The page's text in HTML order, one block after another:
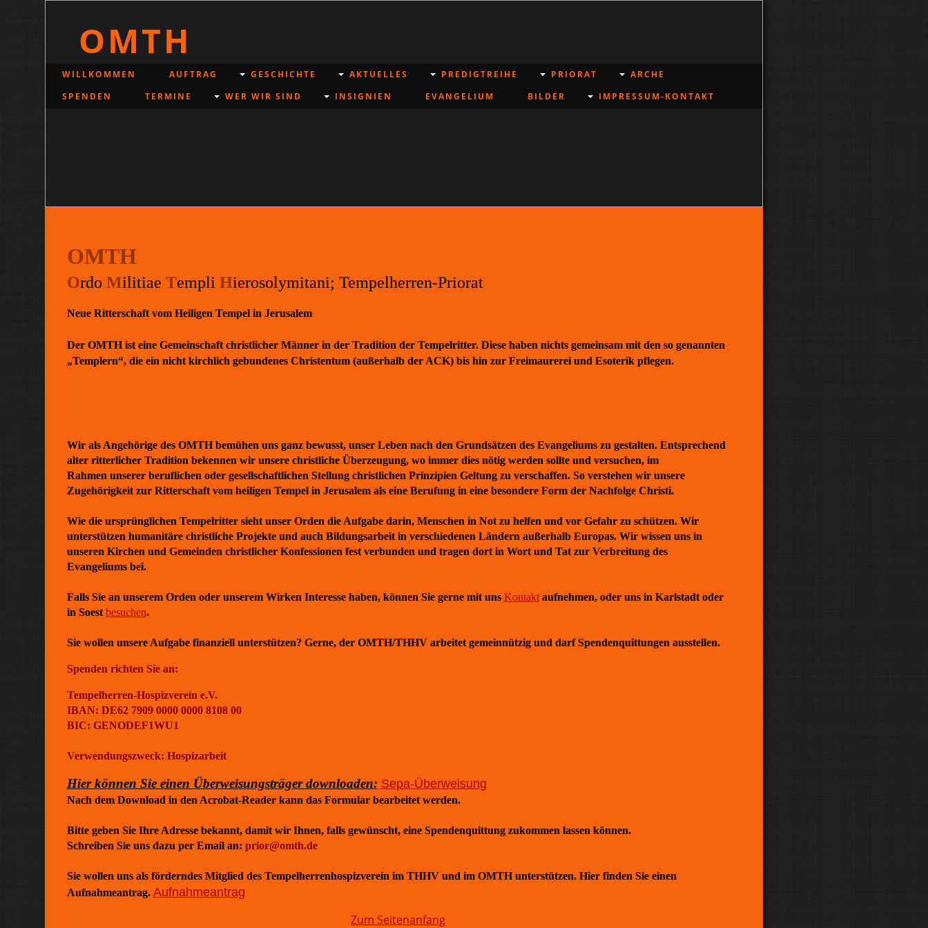
OMTH
WILLKOMMEN AUFTRAG GESCHICHTE AKTUELLES PREDIGTREIHE PRIORAT
ARCHE
SPENDEN
TERMINE WER WIR SIND INSIGNIEN EVANGELIUM BILDER IMPRESSUM-KONTAKT
OMTH
Ordo Militiae Templi Hierosolymitani; Tempelherren-Priorat
Neue Ritterschaft vom Heiligen Tempel in Jerusalem
Der OMTH ist eine Gemeinschaft christlicher Männer in der Tradition der Tempelritter. Diese haben nichts gemeinsam mit den so genannten
„Templern“, die ein nicht kirchlich gebundenes Christentum (außerhalb der ACK) bis hin zur Freimaurerei und Esoterik pflegen.
Wir als Angehörige des OMTH bemühen uns ganz bewusst, unser Leben nach den Grundsätzen des Evangeliums zu gestalten. Entsprechend
alter ritterlicher Tradition bekennen wir unsere christliche Überzeugung, wo immer dies nötig werden sollte und versuchen, im
Rahmen unserer beruflichen oder gesellschaftlichen Stellung christlichen Prinzipien Geltung zu verschaffen. So verstehen wir unsere
Zugehörigkeit zur Ritterschaft vom heiligen Tempel in Jerusalem als eine Berufung in eine besondere Form der Nachfolge Christi.
Wie die ursprünglichen Tempelritter sieht unser Orden die Aufgabe darin, Menschen in Not zu helfen und vor Gefahr zu schützen. Wir
unterstützen humanitäre christliche Projekte und auch Bildungsarbeit in verschiedenen Ländern außerhalb Europas. Wir wissen uns in
unseren Kirchen und Gemeinden christlicher Konfessionen fest verbunden und tragen dort in Wort und Tat zur Verbreitung des
Evangeliums bei.
Falls Sie an unserem Orden oder unserem Wirken Interesse haben, können Sie gerne mit uns Kontaktaufnehmen, oder uns in Karlstadt oder
in Soest besuchen.
Sie wollen unsere Aufgabe finanziell unterstützen? Gerne, der OMTH/THHV arbeitet gemeinnützig und darf Spendenquittungen ausstellen.
Spenden richten Sie an:
Tempelherren-Hospizverein e.V.
IBAN: DE62 7909 0000 0000 8108 00
BIC: GENODEF1WU1
Verwendungszweck: Hospizarbeit
Hier können Sie einen Überweisungsträger downloaden: Sepa-Überweisung
Nach dem Download in den Acrobat-Reader kann das Formular bearbeitet werden.
Bitte geben Sie Ihre Adresse bekannt, damit wir Ihnen, falls gewünscht, eine Spendenquittung zukommen lassen können.
Schreiben Sie uns dazu per Email an: prior@omth.de
Sie wollen uns als förderndes Mitglied des Tempelherrenhospizverein im THHV und im OMTH unterstützen. Hier finden Sie einen
Aufnahmeantrag. Aufnahmeantrag
Zum Seitenanfang